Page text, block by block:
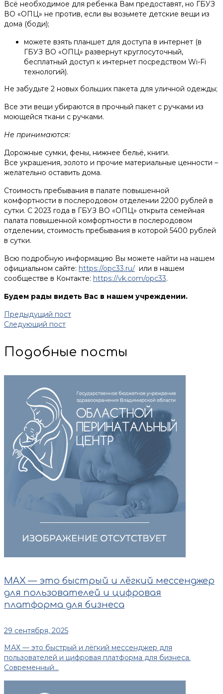
Всё необходимое для ребенка Вам предоставят, но ГБУЗ
ВО «ОПЦ» не против, если вы возьмете детские вещи из
дома (боди);
можете взять планшет для доступа в интернет (в
ГБУЗ ВО «ОПЦ» развернут круглосуточный,
бесплатный доступ к интернет посредством Wi-Fi
технологий).
Не забудьте 2 новых больших пакета для уличной одежды;
Все эти вещи убираются в прочный пакет с ручками из
моющейся ткани с ручками.
Не принимаются:
Дорожные сумки, фены, нижнее бельё, книги.
Все украшения, золото и прочие материальные ценности –
желательно оставить дома.
Стоимость пребывания в палате повышенной
комфортности в послеродовом отделении 2200 рублей в
сутки. С 2023 года в ГБУЗ ВО «ОПЦ» открыта семейная
палата повышенной комфортности в послеродовом
отделении, стоимость пребывания в которой 5400 рублей
в сутки.
Всю подробную информацию Вы можете найти на нашем
официальном сайте: https://opc33.ru/ или в нашем
сообществе в Контакте: https://vk.com/opc33.
Будем рады видеть Вас в нашем учреждении.
Предыдущий пост
Следующий пост
Подобные посты
МАХ — это быстрый и лёгкий мессенджер
для пользователей и цифровая
платформа для бизнеса
29 сентября, 2025
МАХ — это быстрый и лёгкий мессенджер для
пользователей и цифровая платформа для бизнеса.
Современный...